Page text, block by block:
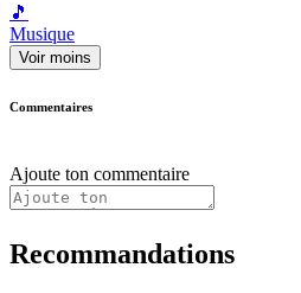
🎵
Musique
Voir moins
Commentaires
Ajoute ton commentaire
Recommandations